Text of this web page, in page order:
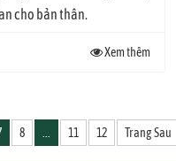
cho bản thân.
Xem thêm
8 11 12 Trang Sau